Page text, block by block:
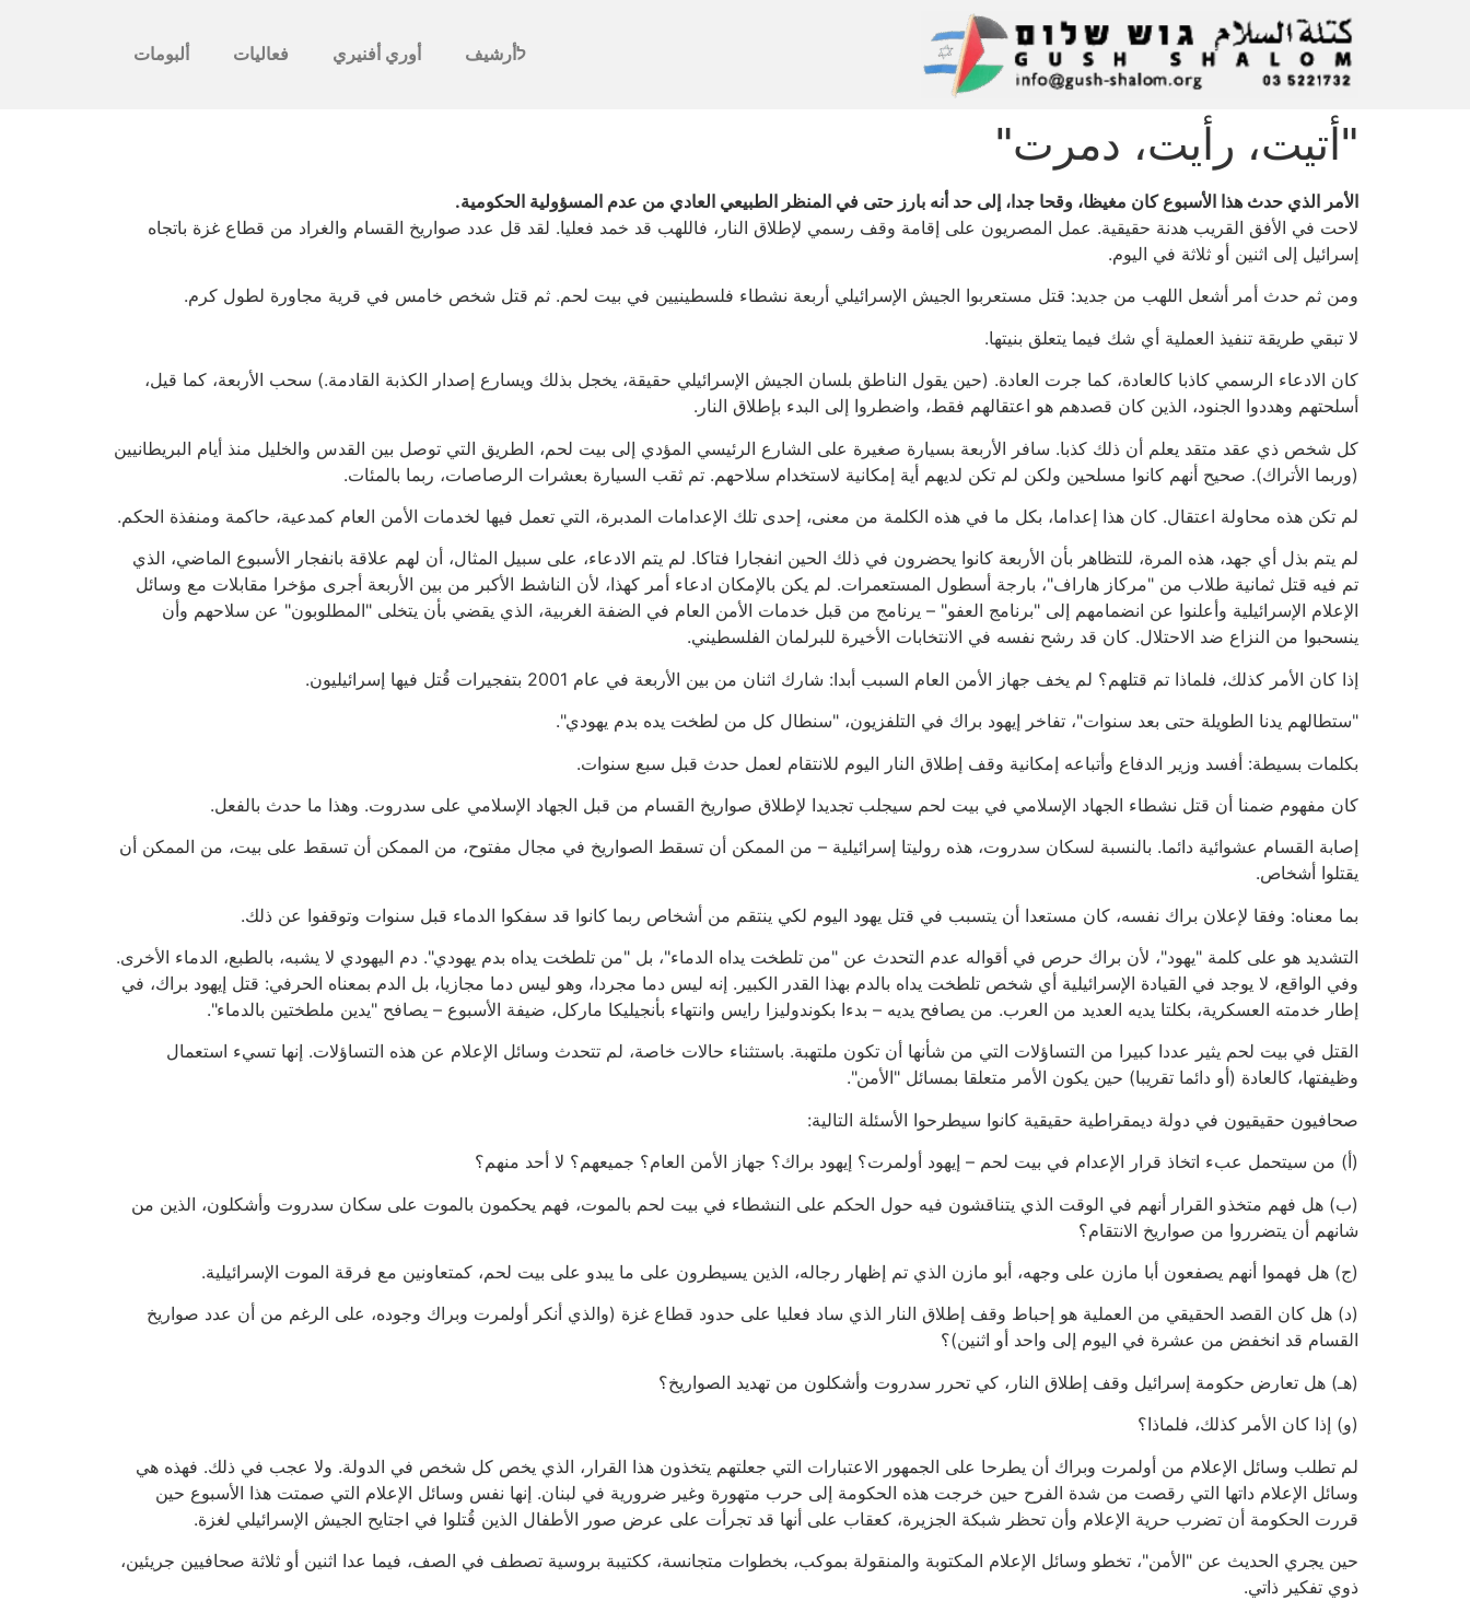
לأرشيف أوري أفنيري فعاليات ألبومات
"أتيت، رأيت، دمرت"
الأمر الذي حدث هذا الأسبوع كان مغيظا، وقحا جدا، إلى حد أنه بارز حتى في المنظر الطبيعي العادي من عدم المسؤولية الحكومية.
لاحت في الأفق القريب هدنة حقيقية. عمل المصريون على إقامة وقف رسمي لإطلاق النار، فاللهب قد خمد فعليا. لقد قل عدد صواريخ القسام والغراد من قطاع غزة باتجاه
إسرائيل إلى اثنين أو ثلاثة في اليوم.
ومن ثم حدث أمر أشعل اللهب من جديد: قتل مستعربوا الجيش الإسرائيلي أربعة نشطاء فلسطينيين في بيت لحم. ثم قتل شخص خامس في قرية مجاورة لطول كرم.
لا تبقي طريقة تنفيذ العملية أي شك فيما يتعلق بنيتها.
كان الادعاء الرسمي كاذبا كالعادة، كما جرت العادة. (حين يقول الناطق بلسان الجيش الإسرائيلي حقيقة، يخجل بذلك ويسارع إصدار الكذبة القادمة.) سحب الأربعة، كما قيل،
أسلحتهم وهددوا الجنود، الذين كان قصدهم هو اعتقالهم فقط، واضطروا إلى البدء بإطلاق النار.
كل شخص ذي عقد متقد يعلم أن ذلك كذبا. سافر الأربعة بسيارة صغيرة على الشارع الرئيسي المؤدي إلى بيت لحم، الطريق التي توصل بين القدس والخليل منذ أيام البريطانيين
(وربما الأتراك). صحيح أنهم كانوا مسلحين ولكن لم تكن لديهم أية إمكانية لاستخدام سلاحهم. تم ثقب السيارة بعشرات الرصاصات، ربما بالمئات.
لم تكن هذه محاولة اعتقال. كان هذا إعداما، بكل ما في هذه الكلمة من معنى، إحدى تلك الإعدامات المدبرة، التي تعمل فيها لخدمات الأمن العام كمدعية، حاكمة ومنفذة الحكم.
لم يتم بذل أي جهد، هذه المرة، للتظاهر بأن الأربعة كانوا يحضرون في ذلك الحين انفجارا فتاكا. لم يتم الادعاء، على سبيل المثال، أن لهم علاقة بانفجار الأسبوع الماضي، الذي
تم فيه قتل ثمانية طلاب من "مركاز هاراف"، بارجة أسطول المستعمرات. لم يكن بالإمكان ادعاء أمر كهذا، لأن الناشط الأكبر من بين الأربعة أجرى مؤخرا مقابلات مع وسائل
الإعلام الإسرائيلية وأعلنوا عن انضمامهم إلى "برنامج العفو" – يرنامج من قبل خدمات الأمن العام في الضفة الغربية، الذي يقضي بأن يتخلى "المطلوبون" عن سلاحهم وأن
ينسحبوا من النزاع ضد الاحتلال. كان قد رشح نفسه في الانتخابات الأخيرة للبرلمان الفلسطيني.
إذا كان الأمر كذلك، فلماذا تم قتلهم؟ لم يخف جهاز الأمن العام السبب أبدا: شارك اثنان من بين الأربعة في عام 2001 بتفجيرات قُتل فيها إسرائيليون.
"ستطالهم يدنا الطويلة حتى بعد سنوات"، تفاخر إيهود براك في التلفزيون، "سنطال كل من لطخت يده بدم يهودي".
بكلمات بسيطة: أفسد وزير الدفاع وأتباعه إمكانية وقف إطلاق النار اليوم للانتقام لعمل حدث قبل سبع سنوات.
كان مفهوم ضمنا أن قتل نشطاء الجهاد الإسلامي في بيت لحم سيجلب تجديدا لإطلاق صواريخ القسام من قبل الجهاد الإسلامي على سدروت. وهذا ما حدث بالفعل.
إصابة القسام عشوائية دائما. بالنسبة لسكان سدروت، هذه روليتا إسرائيلية – من الممكن أن تسقط الصواريخ في مجال مفتوح، من الممكن أن تسقط على بيت، من الممكن أن
يقتلوا أشخاص.
بما معناه: وفقا لإعلان براك نفسه، كان مستعدا أن يتسبب في قتل يهود اليوم لكي ينتقم من أشخاص ربما كانوا قد سفكوا الدماء قبل سنوات وتوقفوا عن ذلك.
التشديد هو على كلمة "يهود"، لأن براك حرص في أقواله عدم التحدث عن "من تلطخت يداه الدماء"، بل "من تلطخت يداه بدم يهودي". دم اليهودي لا يشبه، بالطبع، الدماء الأخرى.
وفي الواقع، لا يوجد في القيادة الإسرائيلية أي شخص تلطخت يداه بالدم بهذا القدر الكبير. إنه ليس دما مجردا، وهو ليس دما مجازيا، بل الدم بمعناه الحرفي: قتل إيهود براك، في
إطار خدمته العسكرية، بكلتا يديه العديد من العرب. من يصافح يديه – بدءا بكوندوليزا رايس وانتهاء بأنجيليكا ماركل، ضيفة الأسبوع – يصافح "يدين ملطختين بالدماء".
القتل في بيت لحم يثير عددا كبيرا من التساؤلات التي من شأنها أن تكون ملتهبة. باستثناء حالات خاصة، لم تتحدث وسائل الإعلام عن هذه التساؤلات. إنها تسيء استعمال
وظيفتها، كالعادة (أو دائما تقريبا) حين يكون الأمر متعلقا بمسائل "الأمن".
صحافيون حقيقيون في دولة ديمقراطية حقيقية كانوا سيطرحوا الأسئلة التالية:
(أ) من سيتحمل عبء اتخاذ قرار الإعدام في بيت لحم – إيهود أولمرت؟ إيهود براك؟ جهاز الأمن العام؟ جميعهم؟ لا أحد منهم؟
(ب) هل فهم متخذو القرار أنهم في الوقت الذي يتناقشون فيه حول الحكم على النشطاء في بيت لحم بالموت، فهم يحكمون بالموت على سكان سدروت وأشكلون، الذين من
شانهم أن يتضرروا من صواريخ الانتقام؟
(ج) هل فهموا أنهم يصفعون أبا مازن على وجهه، أبو مازن الذي تم إظهار رجاله، الذين يسيطرون على ما يبدو على بيت لحم، كمتعاونين مع فرقة الموت الإسرائيلية.
(د) هل كان القصد الحقيقي من العملية هو إحباط وقف إطلاق النار الذي ساد فعليا على حدود قطاع غزة (والذي أنكر أولمرت وبراك وجوده، على الرغم من أن عدد صواريخ
القسام قد انخفض من عشرة في اليوم إلى واحد أو اثنين)؟
(هـ) هل تعارض حكومة إسرائيل وقف إطلاق النار، كي تحرر سدروت وأشكلون من تهديد الصواريخ؟
(و) إذا كان الأمر كذلك، فلماذا؟
لم تطلب وسائل الإعلام من أولمرت وبراك أن يطرحا على الجمهور الاعتبارات التي جعلتهم يتخذون هذا القرار، الذي يخص كل شخص في الدولة. ولا عجب في ذلك. فهذه هي
وسائل الإعلام داتها التي رقصت من شدة الفرح حين خرجت هذه الحكومة إلى حرب متهورة وغير ضرورية في لبنان. إنها نفس وسائل الإعلام التي صمتت هذا الأسبوع حين
قررت الحكومة أن تضرب حرية الإعلام وأن تحظر شبكة الجزيرة، كعقاب على أنها قد تجرأت على عرض صور الأطفال الذين قُتلوا في اجتايح الجيش الإسرائيلي لغزة.
حين يجري الحديث عن "الأمن"، تخطو وسائل الإعلام المكتوبة والمنقولة بموكب، بخطوات متجانسة، ككتيبة بروسية تصطف في الصف، فيما عدا اثنين أو ثلاثة صحافيين جريئين،
ذوي تفكير ذاتي.